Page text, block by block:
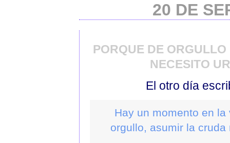
20 DE
PORQUE DE
NECESITO
El otro día
Hay un momento en
orgullo, asumir la